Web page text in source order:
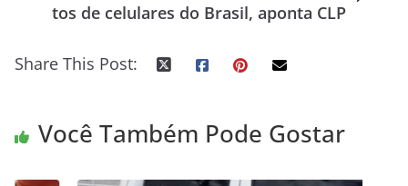
tos de celulares do Brasil, aponta CLP
Share This Post:
Você Também Pode Gostar